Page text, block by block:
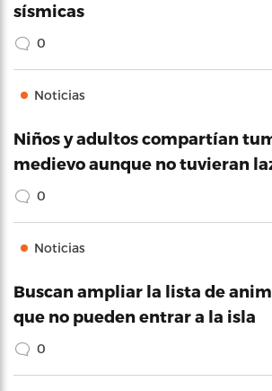
sísmicas
0
Noticias
Niños y adultos compartían
medievo aunque no tuvieran
0
Noticias
Buscan ampliar la lista de
que no pueden entrar a la isla
0